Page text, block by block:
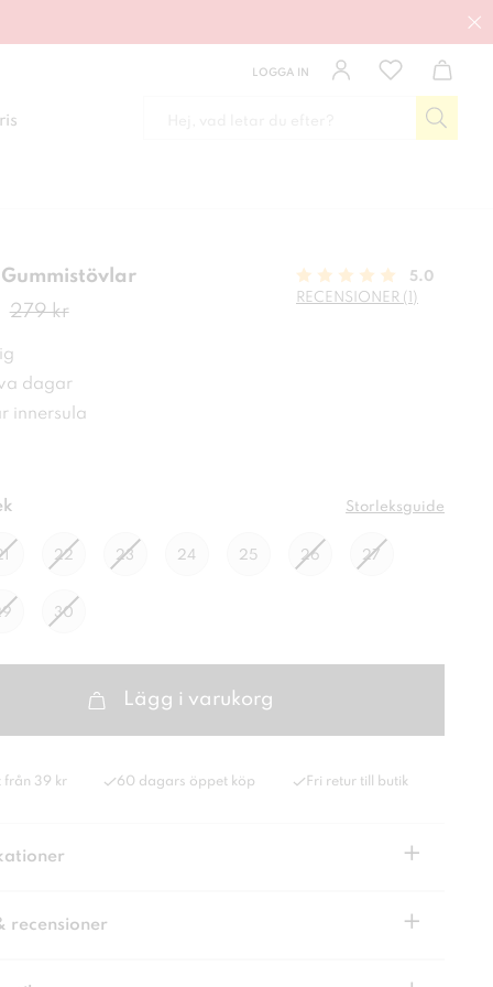
LOGGA IN
Gummistövlar
pris: 279 kr
279 kr
5.0
RECENSIONER (1)
dagar
innersula
Storleksguide
22 23 24 25 26 27
30
Lägg i varukorg
från 39 kr 60 dagars öppet köp Fri retur till butik
+
recensioner +